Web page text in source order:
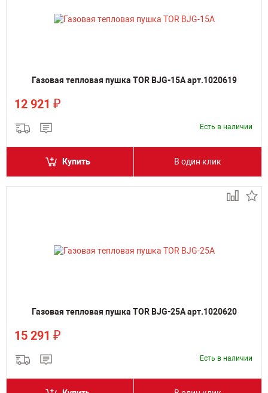
Газовая тепловая пушка TOR BJG-15A арт.1020619
12 921 ₽
Есть в наличии
Купить В один клик
Газовая тепловая пушка TOR BJG-25A арт.1020620
15 291 ₽
Есть в наличии